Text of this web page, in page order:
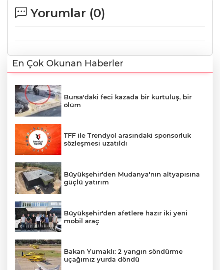
Yorumlar (0)
En Çok Okunan Haberler
Bursa'daki feci kazada bir kurtuluş, bir
ölüm
TFF ile Trendyol arasındaki sponsorluk
sözleşmesi uzatıldı
Büyükşehir'den Mudanya'nın altyapısına
güçlü yatırım
Büyükşehir'den afetlere hazır iki yeni
mobil araç
Bakan Yumaklı: 2 yangın söndürme
uçağımız yurda döndü